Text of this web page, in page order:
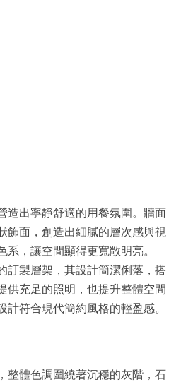
造出寧靜舒適的用餐氛圍。牆面
飾面，創造出細膩的層次感與視
，讓空間顯得更寬敞明亮。
訂製層架，其設計簡潔俐落，搭
供充足的照明，也提升整體空間
計符合現代簡約風格的輕盈感。
整體色調圍繞著沉穩的灰階，石